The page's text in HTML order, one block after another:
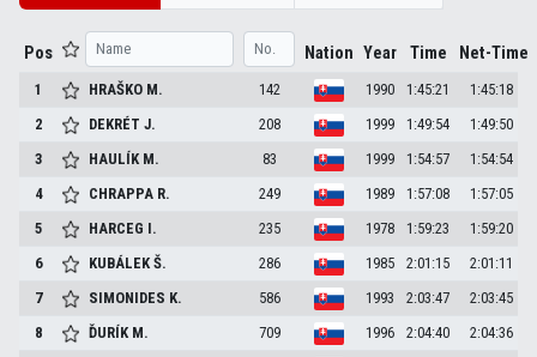
Pos Nation Year Time Net-Time
1 HRAŠKO M. 142 1990 1:45:21
1:45:18
2
DEKRÉTJ. 208 1999 1:49:54
1:49:50
3
HAULÍK M. 83 1999 1:54:57
1:54:54
4
CHRAPPA R. 249 1989 1:57:08
1:57:05
5
HARCEG I. 235 1978 1:59:23
1:59:20
6
KUBÁLEKŠ. 286 1985 2:01:15
2:01:11
7
SIMONIDES K. 586 1993 2:03:47
2:03:45
8
ĎURÍK M. 709 1996 2:04:40
2:04:36